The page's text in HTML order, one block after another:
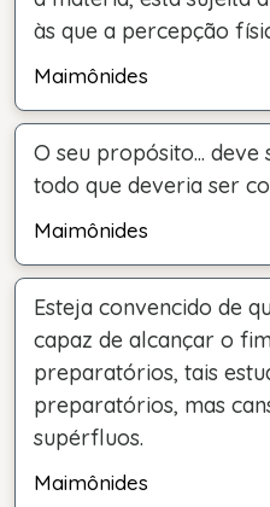
às que a percepção
Maimônides
O seu propósito... deve
todo que deveria ser
Maimônides
Esteja convencido de
capaz de alcançar o
preparatórios, tais
preparatórios, mas
supérfluos.
Maimônides